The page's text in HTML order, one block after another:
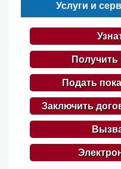
Услуги и
Подать
Заключить